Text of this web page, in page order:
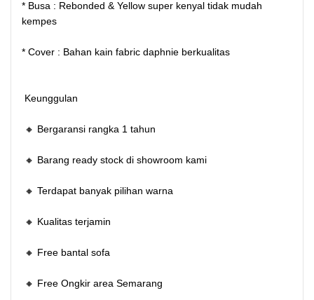
* Busa : Rebonded & Yellow super kenyal tidak mudah
kempes
* Cover : Bahan kain fabric daphnie berkualitas
Keunggulan
🔸 Bergaransi rangka 1 tahun
🔸 Barang ready stock di showroom kami
🔸 Terdapat banyak pilihan warna
🔸 Kualitas terjamin
🔸 Free bantal sofa
🔸 Free Ongkir area Semarang